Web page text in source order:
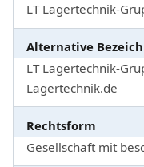
LT Lagertechnik-
Alternative
LT Lagertechnik-
Lagertechnik.de
Rechtsform
Gesellschaft mit